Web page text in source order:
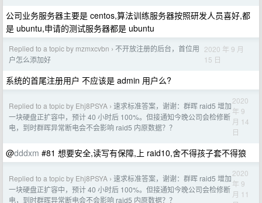
公司业务服务器主要是 centos,算法训练服务器按照研发人员喜好,都
是 ubuntu,申请的测试服务器都是 ubuntu
Replied to a topic by mzmxcvbn › 不开放注册的后台，首位用
户怎么添加好
2020 年 9 月
15 日
系统的首尾注册用户 不应该是 admin 用户么?
Replied to a topic by Ehj8PSYA › 速求标准答案，谢谢：群晖 raid5 增加
一块硬盘正扩容中，预计 40 小时后 100%。但接通知今晚公司会检修断
电，到时群晖异常断电会不会影响 raid5 内原数据？？
2020
年 9
月 14
日
@dddxm #81 想要安全,读写有保障,上 raid10,舍不得孩子套不得狼
Replied to a topic by Ehj8PSYA › 速求标准答案，谢谢：群晖 raid5 增加
一块硬盘正扩容中，预计 40 小时后 100%。但接通知今晚公司会检修断
电，到时群晖异常断电会不会影响 raid5 内原数据？？
2020
年 9
月 11